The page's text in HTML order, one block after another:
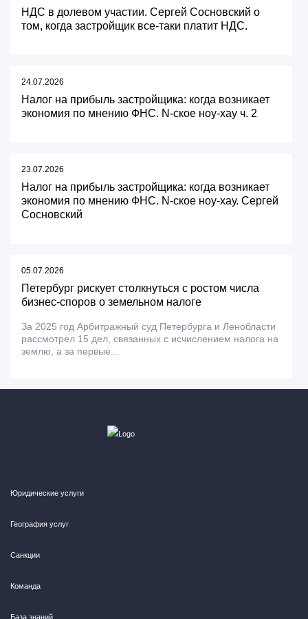
НДС в долевом участии. Сергей Сосновский о
том, когда застройщик все-таки платит НДС.
24.07.2026
Налог на прибыль застройщика: когда возникает
экономия по мнению ФНС. N-ское ноу-хау ч. 2
23.07.2026
Налог на прибыль застройщика: когда возникает
экономия по мнению ФНС. N-ское ноу-хау. Сергей
Сосновский
05.07.2026
Петербург рискует столкнуться с ростом числа
бизнес-споров о земельном налоге
За 2025 год Арбитражный суд Петербурга и Ленобласти
рассмотрел 15 дел, связанных с исчислением налога на
землю, а за первые...
Юридические услуги
География услуг
Санкции
Команда
База знаний